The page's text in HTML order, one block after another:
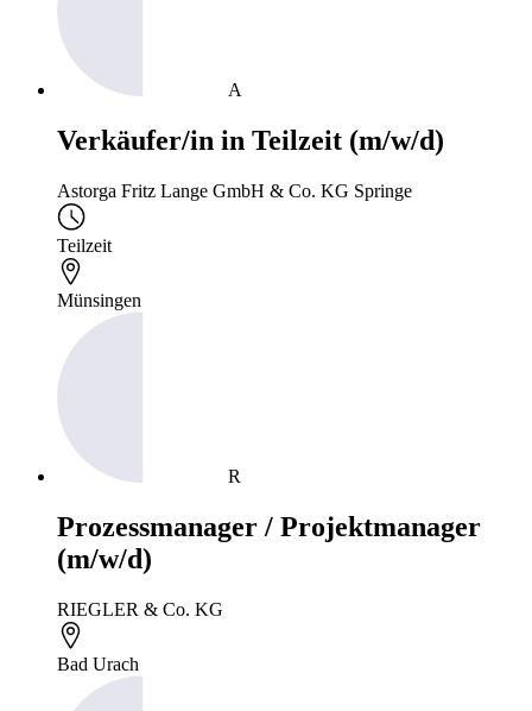
A
Verkäufer/in in Teilzeit (m/w/d)
Astorga Fritz Lange GmbH & Co. KG Springe
Teilzeit
Münsingen
R
Prozessmanager / Projektmanager
(m/w/d)
RIEGLER & Co. KG
Bad Urach